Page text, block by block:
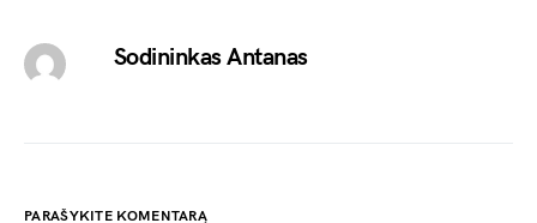
Sodininkas Antanas
PARAŠYKITE KOMENTARĄ